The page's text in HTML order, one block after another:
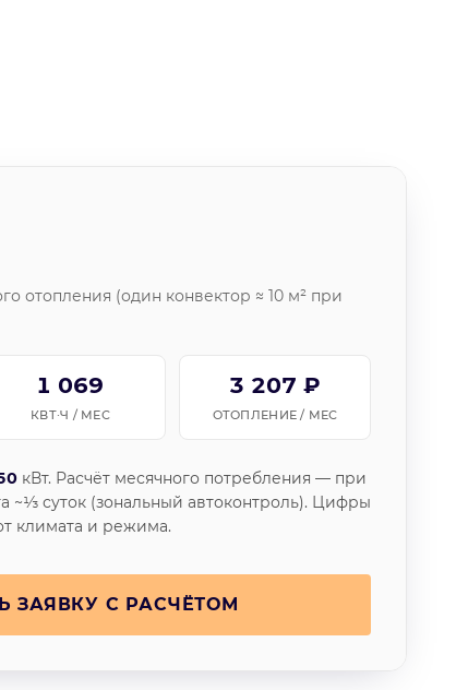
отопления (один конвектор ≈ 10 м² при
1 069
КВТ·Ч / МЕС
3 207 ₽
ОТОПЛЕНИЕ / МЕС
кВт. Расчёт месячного потребления — при
~⅓ суток (зональный автоконтроль). Цифры
климата и режима.
ЗАЯВКУ С РАСЧЁТОМ